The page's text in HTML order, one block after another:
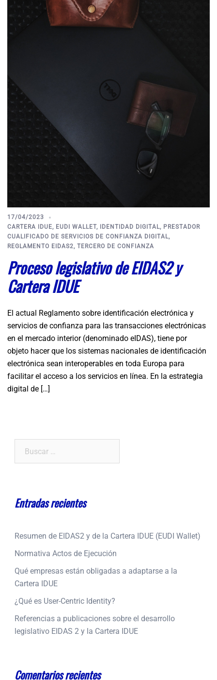
17/04/2023
CARTERA IDUE, EUDI WALLET, IDENTIDAD DIGITAL, PRESTADOR
CUALIFICADO DE SERVICIOS DE CONFIANZA DIGITAL,
REGLAMENTO EIDAS2, TERCERO DE CONFIANZA
Proceso legislativo de EIDAS2 y
Cartera IDUE
El actual Reglamento sobre identificación electrónica y
servicios de confianza para las transacciones electrónicas
en el mercado interior (denominado eIDAS), tiene por
objeto hacer que los sistemas nacionales de identificación
electrónica sean interoperables en toda Europa para
facilitar el acceso a los servicios en línea. En la estrategia
digital de […]
Entradas recientes
Resumen de EIDAS2 y de la Cartera IDUE (EUDI Wallet)
Normativa Actos de Ejecución
Qué empresas están obligadas a adaptarse a la
Cartera IDUE
¿Qué es User-Centric Identity?
Referencias a publicaciones sobre el desarrollo
legislativo EIDAS 2 y la Cartera IDUE
Comentarios recientes